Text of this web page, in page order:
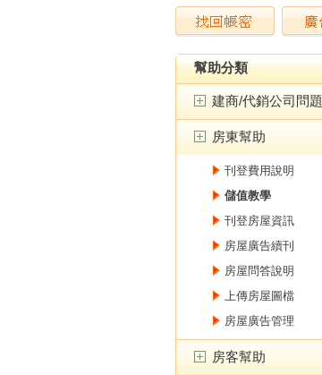
幫助分類
建商/代銷公司問題
房東幫助
刊登費用說明
儲值教學
刊登房屋資訊
房屋廣告續刊
房屋問答說明
上傳房屋圖檔
房屋廣告管理
房客幫助